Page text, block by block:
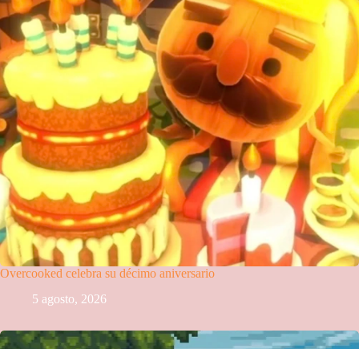
Overcooked celebra su décimo aniversario
5 agosto, 2026